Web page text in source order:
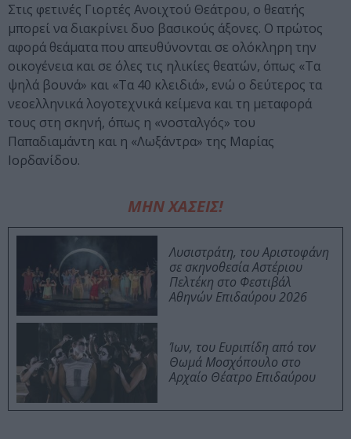
Στις φετινές Γιορτές Ανοιχτού Θεάτρου, ο θεατής
μπορεί να διακρίνει δυο βασικούς άξονες. Ο πρώτος
αφορά θεάματα που απευθύνονται σε ολόκληρη την
οικογένεια και σε όλες τις ηλικίες θεατών, όπως «Τα
ψηλά βουνά» και «Τα 40 κλειδιά», ενώ ο δεύτερος τα
νεοελληνικά λογοτεχνικά κείμενα και τη μεταφορά
τους στη σκηνή, όπως η «νοσταλγός» του
Παπαδιαμάντη και η «Λωξάντρα» της Μαρίας
Ιορδανίδου.
ΜΗΝ ΧΑΣΕΙΣ!
Λυσιστράτη, του Αριστοφάνη
σε σκηνοθεσία Αστέριου
Πελτέκη στο Φεστιβάλ
Αθηνών Επιδαύρου 2026
Ίων, του Ευριπίδη από τον
Θωμά Μοσχόπουλο στο
Αρχαίο Θέατρο Επιδαύρου